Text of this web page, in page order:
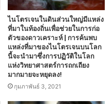
ไนโตรเจนในดินส่วนใหญ่มีแหล่ง
ที่มาในท้องถิ่นเพื่อช่วยในการก่อ
ตัวของดาวเคราะห์ | การค้นพบ
แหล่งที่มาของไนโตรเจนบนโลก
นี้จะนำมาซึ่งการปฏิวัติในโลก
แห่งวิทยาศาสตร์การถกเถียง
มากมายจะหยุดลง!
กุมภาพันธ์ 3, 2021